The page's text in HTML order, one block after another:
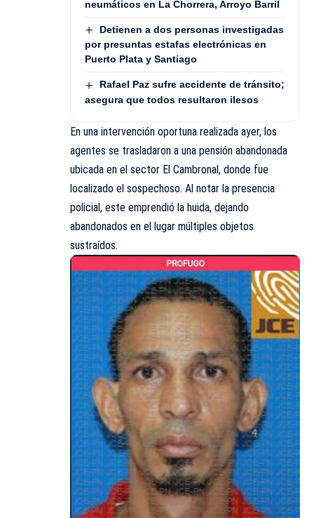
neumáticos en La Chorrera, Arroyo Barril
Detienen a dos personas investigadas
por presuntas estafas electrónicas en
Puerto Plata y Santiago
Rafael Paz sufre accidente de tránsito;
asegura que todos resultaron ilesos
En una intervención oportuna realizada ayer, los
agentes se trasladaron a una pensión abandonada
ubicada en el sector El Cambronal, donde fue
localizado el sospechoso. Al notar la presencia
policial, este emprendió la huida, dejando
abandonados en el lugar múltiples objetos
sustraídos.